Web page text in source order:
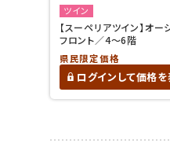
ツイン
【スーペリアツイン】オー
フロント／4～6階
県民限定価格
ログインして価格